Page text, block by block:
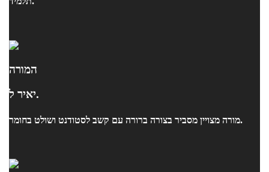
המורה
יאיר ל.
מורה מצויין מסביר בצורה ברורה עם קשב לסטודנט ושולט בחומר.